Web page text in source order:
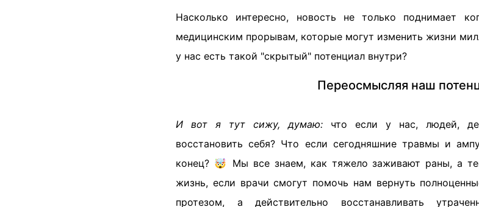
Насколько интересно, новость не только поднимает
медицинским прорывам, которые могут изменить жизни
у нас есть такой "скрытый" потенциал внутри?
Переосмысляя наш
И вот я тут сижу, думаю: что если у нас, людей,
восстановить себя? Что если сегодняшние травмы и
конец? 🤯 Мы все знаем, как тяжело заживают раны, а
жизнь, если врачи смогут помочь нам вернуть
протезом, а действительно восстанавливать